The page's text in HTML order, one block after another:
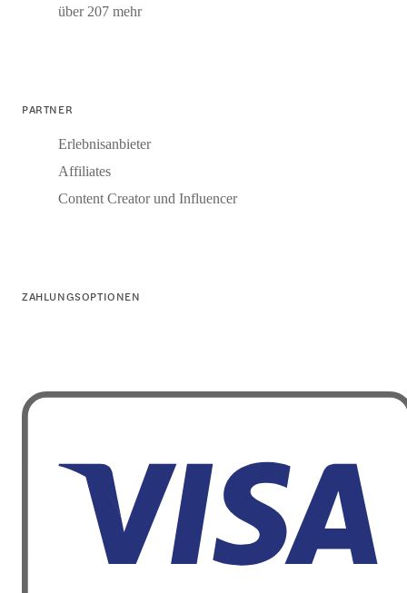
über 207 mehr
PARTNER
Erlebnisanbieter
Affiliates
Content Creator und Influencer
ZAHLUNGSOPTIONEN